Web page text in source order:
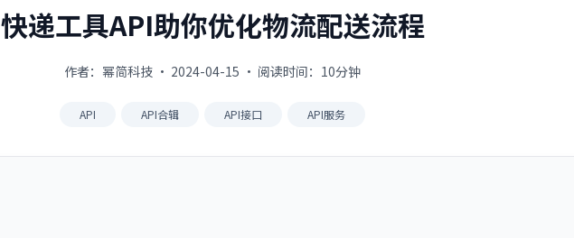
快递工具API助你优化物流配送流程
作者：幂简科技 · 2024-04-15 · 阅读时间：10分钟
API API合辑 API接口 API服务